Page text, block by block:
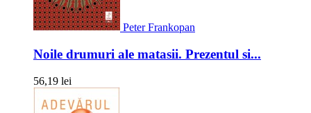
Peter Frankopan
Noile drumuri ale matasii. Prezentul si...
56,19 lei